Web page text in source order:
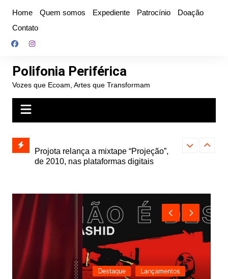
conteúdo
Home Quem somos Expediente Patrocínio
Doação
Contato
Polifonia Periférica
Vozes que Ecoam, Artes que Transformam
e abre
autoral,
de 2010, nas plataformas digitais
Farofa
Lançamentos